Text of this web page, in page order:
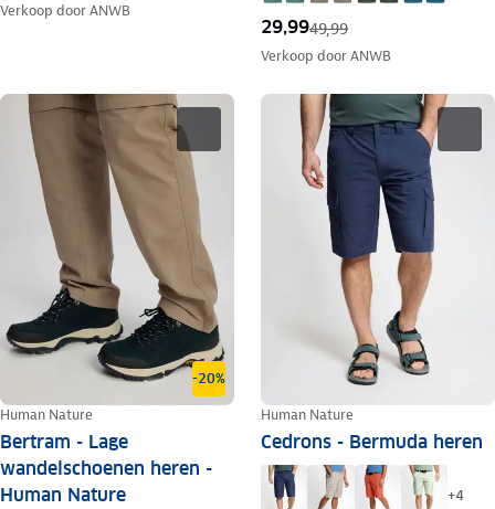
Verkoop doorANWB
29,9949,99
Verkoop doorANWB
-20%
Human Nature
Bertram - Lage
wandelschoenen heren -
Human Nature
Human Nature
Cedrons - Bermuda heren
+4